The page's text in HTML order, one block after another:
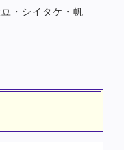
・シイタケ・帆